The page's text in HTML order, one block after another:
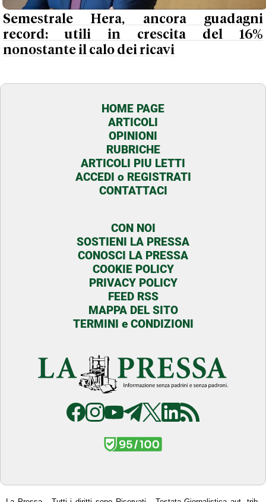
Semestrale Hera, ancora guadagni
record: utili in crescita del 16%
nonostante il calo dei ricavi
HOME PAGE
ARTICOLI
OPINIONI
RUBRICHE
ARTICOLI PIU LETTI
ACCEDI o REGISTRATI
CONTATTACI
CON NOI
SOSTIENI LA PRESSA
CONOSCI LA PRESSA
COOKIE POLICY
PRIVACY POLICY
FEED RSS
MAPPA DEL SITO
TERMINI e CONDIZIONI